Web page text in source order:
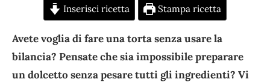
Inserisci ricetta Stampa ricetta
Avete voglia di fare una torta senza usare la
bilancia? Pensate che sia impossibile preparare
un dolcetto senza pesare tutti gli ingredienti? Vi